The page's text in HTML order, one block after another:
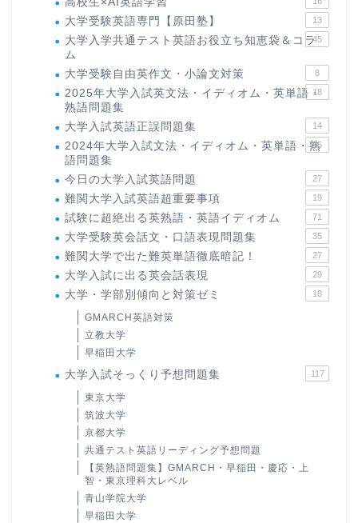
大学受験英語専門【原田塾】 13
大学入学共通テスト英語お役立ち知恵袋＆コラ
ム
45
大学受験自由英作文・小論文対策 8
2025年大学入試英文法・イディオム・英単語・
熟語問題集
18
大学入試英語正誤問題集 14
2024年大学入試文法・イディオム・英単語・熟
語問題集
15
今日の大学入試英語問題 27
難関大学入試英語超重要事項 19
試験に超絶出る英熟語・英語イディオム 71
大学受験英会話文・口語表現問題集 35
難関大学で出た難英単語徹底暗記！ 27
大学入試に出る英会話表現 29
大学・学部別傾向と対策ゼミ 18
GMARCH英語対策
立教大学
早稲田大学
大学入試そっくり予想問題集 117
東京大学
筑波大学
京都大学
共通テスト英語リーディング予想問題
【英熟語問題集】GMARCH・早稲田・慶応・上
智・東京理科大レベル
青山学院大学
早稲田大学